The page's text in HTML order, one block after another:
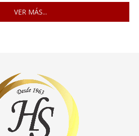
VER MÁS...